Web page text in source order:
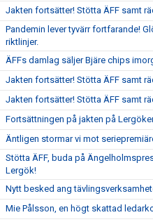
Jakten fortsätter! Stötta ÄFF samt
Pandemin lever tyvärr fortfarande!
riktlinjer.
ÄFFs damlag säljer Bjäre chips
Jakten fortsätter! Stötta ÄFF samt
Jakten fortsätter! Stötta ÄFF samt
Fortsättningen på jakten på
Äntligen stormar vi mot
Stötta ÄFF, buda på
Lergök!
Nytt besked ang
Mie Pålsson, en högt skattad